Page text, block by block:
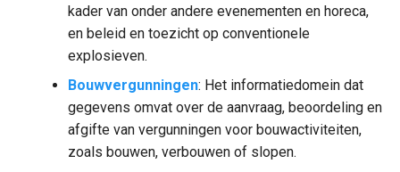
kader van onder andere evenementen en horeca,
en beleid en toezicht op conventionele
explosieven.
Bouwvergunningen: Het informatiedomein dat
gegevens omvat over de aanvraag, beoordeling en
afgifte van vergunningen voor bouwactiviteiten,
zoals bouwen, verbouwen of slopen.